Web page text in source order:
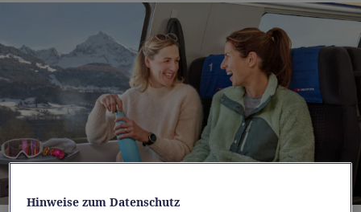
Hinweise zum Datenschutz